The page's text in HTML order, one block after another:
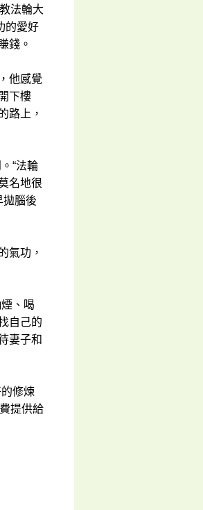
法輪大
的愛好
錢。
他感覺
下樓
路上，
“法輪
名地很
拋腦後
氣功，
、喝
自己的
妻子和
修煉
提供給